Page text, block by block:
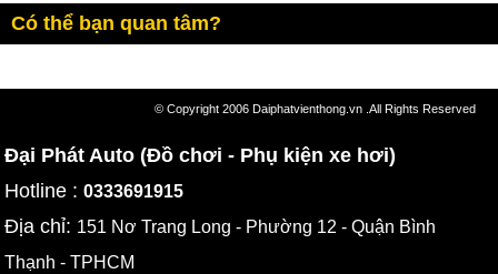
Có thể bạn quan tâm?
© Copyright 2006 Daiphatvienthong.vn .All Rights Reserved
Đại Phát Auto (Đồ chơi - Phụ kiện xe hơi)
Hotline :0333691915
Địa chỉ: 151 Nơ Trang Long - Phường 12 - Quận Bình
Thạnh - TPHCM